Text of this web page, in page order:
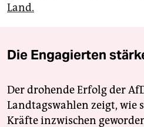
Land.
Die Engagierten
Der drohende Erfolg der
Landtagswahlen zeigt, wie
Kräfte inzwischen